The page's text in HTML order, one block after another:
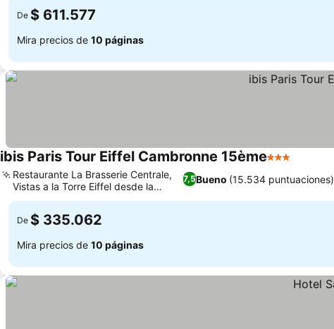
De $ 611.577
Mira precios de 10 páginas
ibis Paris Tour Eiffel Cambronne 15ème3 Estrellas
7,5Bueno (15.534 puntuaciones)
Restaurante La Brasserie Centrale,
Vistas a la Torre Eiffel desde la
ventana
De $ 335.062
Mira precios de 10 páginas